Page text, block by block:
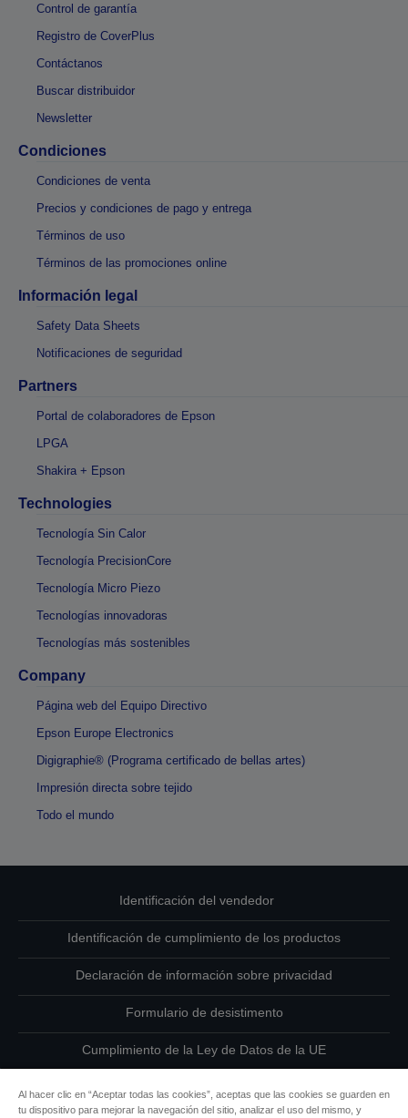
Control de garantía
Registro de CoverPlus
Contáctanos
Buscar distribuidor
Newsletter
Condiciones
Condiciones de venta
Precios y condiciones de pago y entrega
Términos de uso
Términos de las promociones online
Información legal
Safety Data Sheets
Notificaciones de seguridad
Partners
Portal de colaboradores de Epson
LPGA
Shakira + Epson
Technologies
Tecnología Sin Calor
Tecnología PrecisionCore
Tecnología Micro Piezo
Tecnologías innovadoras
Tecnologías más sostenibles
Company
Página web del Equipo Directivo
Epson Europe Electronics
Digigraphie® (Programa certificado de bellas artes)
Impresión directa sobre tejido
Todo el mundo
Identificación del vendedor
Identificación de cumplimiento de los productos
Declaración de información sobre privacidad
Formulario de desistimento
Cumplimiento de la Ley de Datos de la UE
Al hacer clic en “Aceptar todas las cookies”, aceptas que las cookies se guarden en
tu dispositivo para mejorar la navegación del sitio, analizar el uso del mismo, y